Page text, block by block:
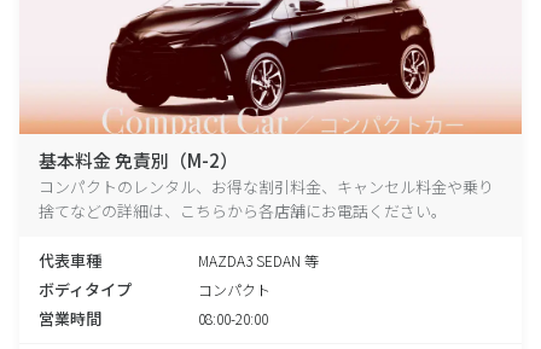
基本料金 免責別（M-2）
コンパクトのレンタル、お得な割引料金、キャンセル料金や乗り
捨てなどの詳細は、こちらから各店舗にお電話ください。
代表車種 MAZDA3 SEDAN 等
ボディタイプ コンパクト
営業時間 08:00-20:00